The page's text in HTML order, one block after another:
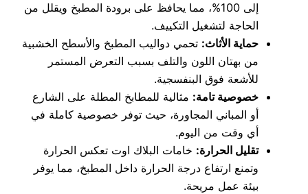
إلى 100%، مما يحافظ على برودة المطبخ ويقلل من
الحاجة لتشغيل التكييف.
حماية الأثاث: تحمي دواليب المطبخ والأسطح الخشبية
من بهتان اللون والتلف بسبب التعرض المستمر
للأشعة فوق البنفسجية.
خصوصية تامة: مثالية للمطابخ المطلة على الشارع
أو المباني المجاورة، حيث توفر خصوصية كاملة في
أي وقت من اليوم.
تقليل الحرارة: خامات البلاك اوت تعكس الحرارة
وتمنع ارتفاع درجة الحرارة داخل المطبخ، مما يوفر
بيئة عمل مريحة.